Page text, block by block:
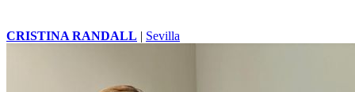
CRISTINA RANDALL | Sevilla